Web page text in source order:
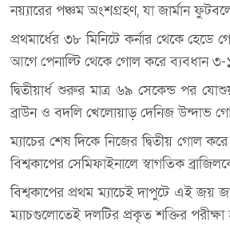
নয়্যারের পঞ্চম অংশগ্রহণ, যা জার্মান
প্রথমার্ধের ৩৮ মিনিটে কর্নার থেকে
আগে পেনাল্টি থেকে গোল করে ব্যবধান ৩-১
দ্বিতীয়ার্ধ শুরুর মাত্র ৬৯ সেকেন্ড পর
ব্রাউন ও বদলি খেলোয়াড় দেনিজ উন্দাভ
ম্যাচের শেষ দিকে নিজের দ্বিতীয় গোল
বিশ্বকাপের সেমিফাইনালে স্বাগতিক
বিশ্বকাপের প্রথম ম্যাচেই দাপুটে এই জয়
ম্যাচগুলোতেই দলটির প্রকৃত শক্তির পরীক্ষা